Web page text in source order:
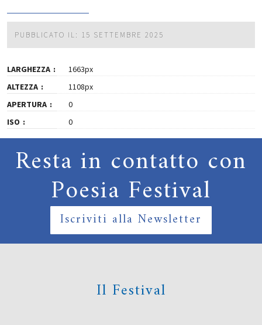
PUBBLICATO IL: 15 SETTEMBRE 2025
LARGHEZZA
1663px
ALTEZZA
1108px
APERTURA
0
ISO
0
Resta in contatto con
Poesia Festival
Iscriviti alla Newsletter
Il Festival